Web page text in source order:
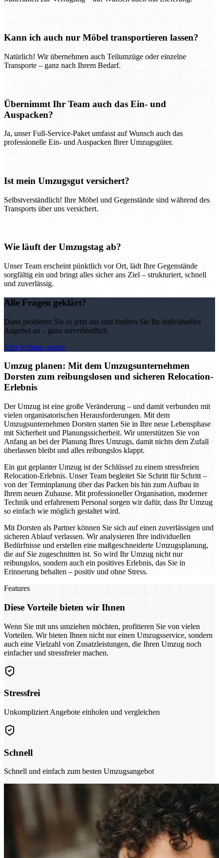
Kann ich auch nur Möbel transportieren lassen?
Natürlich! Wir übernehmen auch Teilumzüge oder einzelne
Transporte – ganz nach Ihrem Bedarf.
Übernimmt Ihr Team auch das Ein- und
Auspacken?
Ja, unser Full-Service-Paket umfasst auf Wunsch auch das
professionelle Ein- und Auspacken Ihrer Umzugsgüter.
Ist mein Umzugsgut versichert?
Selbstverständlich! Ihre Möbel und Gegenstände sind während des
Transports über uns versichert.
Wie läuft der Umzugstag ab?
Unser Team erscheint pünktlich vor Ort, lädt Ihre Gegenstände
sorgfältig ein und bringt alles sicher ans Ziel – strukturiert, schnell
und zuverlässig.
Alle Fragen geklärt?
Dann probieren Sie es jetzt aus und fordern Sie Ihr individuelles
Angebot an – ganz unverbindlich.
Jetzt Anfrage starten
Umzug planen: Mit dem Umzugsunternehmen
Dorsten zum reibungslosen und sicheren Relocation-
Erlebnis
Der Umzug ist eine große Veränderung – und damit verbunden mit
vielen organisatorischen Herausforderungen. Mit dem
Umzugsunternehmen Dorsten starten Sie in Ihre neue Lebensphase
mit Sicherheit und Planungssicherheit. Wir unterstützen Sie von
Anfang an bei der Planung Ihres Umzugs, damit nichts dem Zufall
überlassen bleibt und alles reibungslos klappt.
Ein gut geplanter Umzug ist der Schlüssel zu einem stressfreien
Relocation-Erlebnis. Unser Team begleitet Sie Schritt für Schritt –
von der Terminplanung über das Packen bis hin zum Aufbau in
Ihrem neuen Zuhause. Mit professioneller Organisation, moderner
Technik und erfahrenem Personal sorgen wir dafür, dass Ihr Umzug
so einfach wie möglich gestaltet wird.
Mit Dorsten als Partner können Sie sich auf einen zuverlässigen und
sicheren Ablauf verlassen. Wir analysieren Ihre individuellen
Bedürfnisse und erstellen eine maßgeschneiderte Umzugsplanung,
die auf Sie zugeschnitten ist. So wird Ihr Umzug nicht nur
reibungslos, sondern auch ein positives Erlebnis, das Sie in
Erinnerung behalten – positiv und ohne Stress.
Features
Diese Vorteile bieten wir Ihnen
Wenn Sie mit uns umziehen möchten, profitieren Sie von vielen
Vorteilen. Wir bieten Ihnen nicht nur einen Umzugsservice, sondern
auch eine Vielzahl von Zusatzleistungen, die Ihren Umzug noch
einfacher und stressfreier machen.
Stressfrei
Unkompliziert Angebote einholen und vergleichen
Schnell
Schnell und einfach zum besten Umzugsangebot